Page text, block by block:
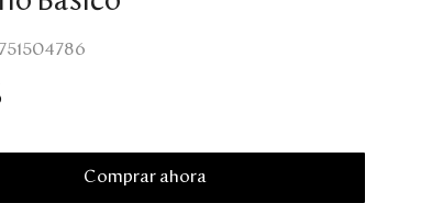
Comprar ahora